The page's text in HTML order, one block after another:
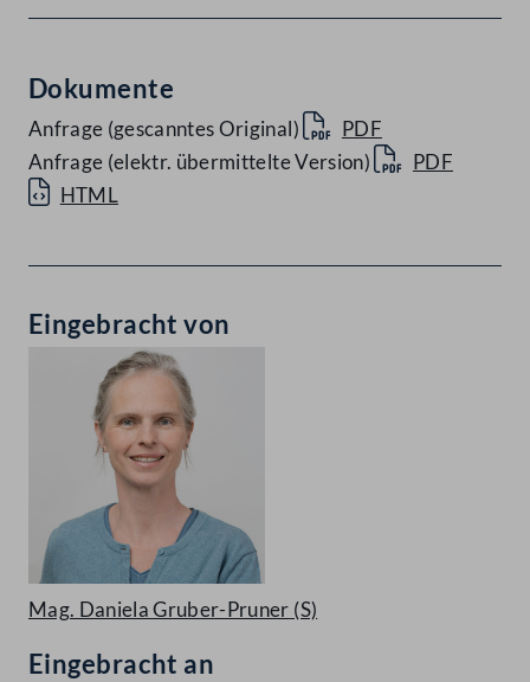
Dokumente
Anfrage (gescanntes Original)
PDF
Anfrage (elektr. übermittelte Version)
PDF
HTML
Eingebracht von
Mag. Daniela Gruber-Pruner (S)
Eingebracht an